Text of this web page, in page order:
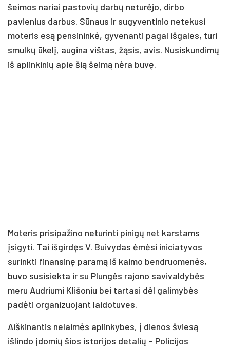
šeimos nariai pastovių darbų neturėjo, dirbo
pavienius darbus. Sūnaus ir sugyventinio netekusi
moteris esą pensininkė, gyvenanti pagal išgales, turi
smulkų ūkelį, augina vištas, žąsis, avis. Nusiskundimų
iš aplinkinių apie šią šeimą nėra buvę.
Moteris prisipažino neturinti pinigų net karstams
įsigyti. Tai išgirdęs V. Buivydas ėmėsi iniciatyvos
surinkti finansinę paramą iš kaimo bendruomenės,
buvo susisiekta ir su Plungės rajono savivaldybės
meru Audriumi Klišoniu bei tartasi dėl galimybės
padėti organizuojant laidotuves.
Aiškinantis nelaimės aplinkybes, į dienos šviesą
išlindo įdomių šios istorijos detalių – Policijos